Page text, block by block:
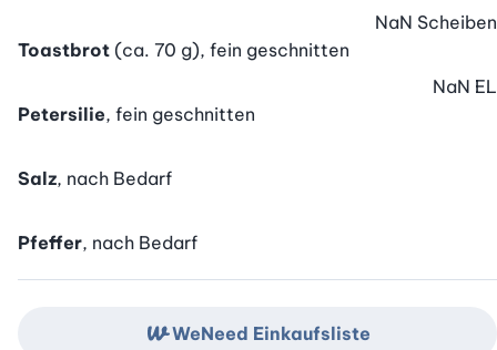
Toastbrot (ca. 70 g), fein geschnitten
NaN Scheiben
Petersilie, fein geschnitten
NaN EL
Salz, nach Bedarf
Pfeffer, nach Bedarf
WeNeed Einkaufsliste